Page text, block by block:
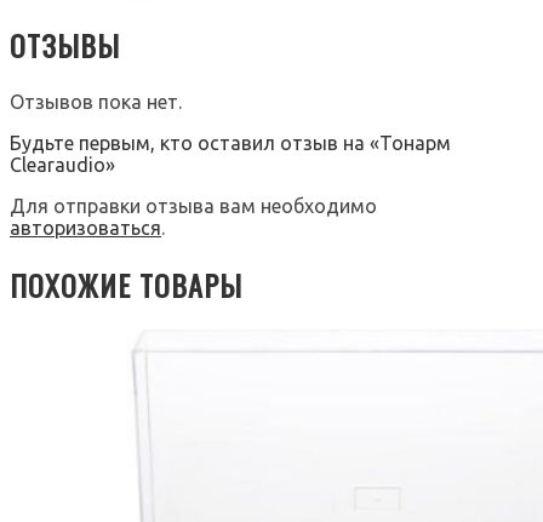
ОТЗЫВЫ
Отзывов пока нет.
Будьте первым, кто оставил отзыв на «Тонарм
Clearaudio»
Для отправки отзыва вам необходимо
авторизоваться.
ПОХОЖИЕ ТОВАРЫ